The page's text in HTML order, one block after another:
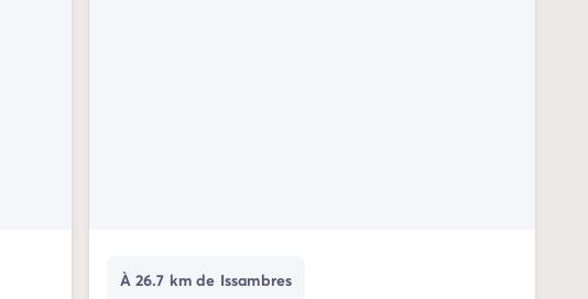
À 26.7 km de Issambres